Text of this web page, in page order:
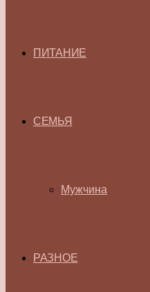
ПИТАНИЕ
СЕМЬЯ
Мужчина
РАЗНОЕ